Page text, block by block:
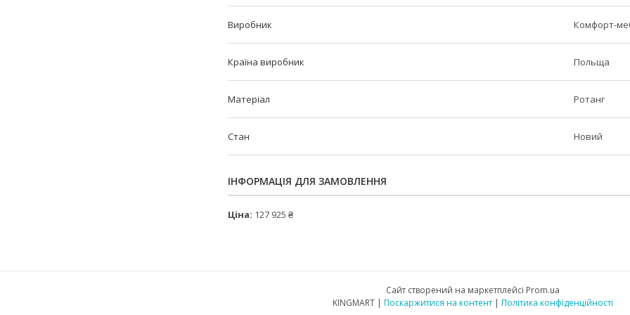
Виробник Комфорт-
Країна виробник Польща
Матеріал Ротанг
Стан Новий
ІНФОРМАЦІЯ ДЛЯ ЗАМОВЛЕННЯ
Ціна: 127 925 ₴
Сайт створений на маркетплейсі Prom.ua
KINGMART | Поскаржитися на контент | Політика конфіденційності